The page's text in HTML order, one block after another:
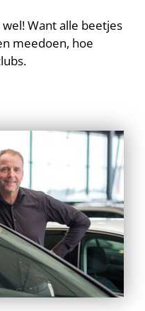
Want alle beetjes
meedoen, hoe